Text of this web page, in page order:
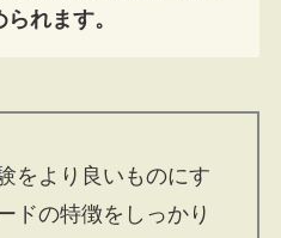
れます。
をより良いものにす
ドの特徴をしっかり